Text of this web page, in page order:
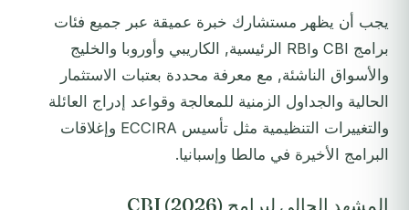
يجب أن يظهر مستشارك خبرة عميقة عبر جميع فئات
برامج CBI وRBI الرئيسية, الكاريبي وأوروبا والخليج
والأسواق الناشئة, مع معرفة محددة بعتبات الاستثمار
الحالية والجداول الزمنية للمعالجة وقواعد إدراج العائلة
والتغييرات التنظيمية مثل تأسيس ECCIRA وإغلاقات
البرامج الأخيرة في مالطا وإسبانيا.
المشهد الحالي لبرامج CBI (2026)